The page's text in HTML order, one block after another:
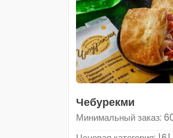
Чебурекми
Минимальный заказ: